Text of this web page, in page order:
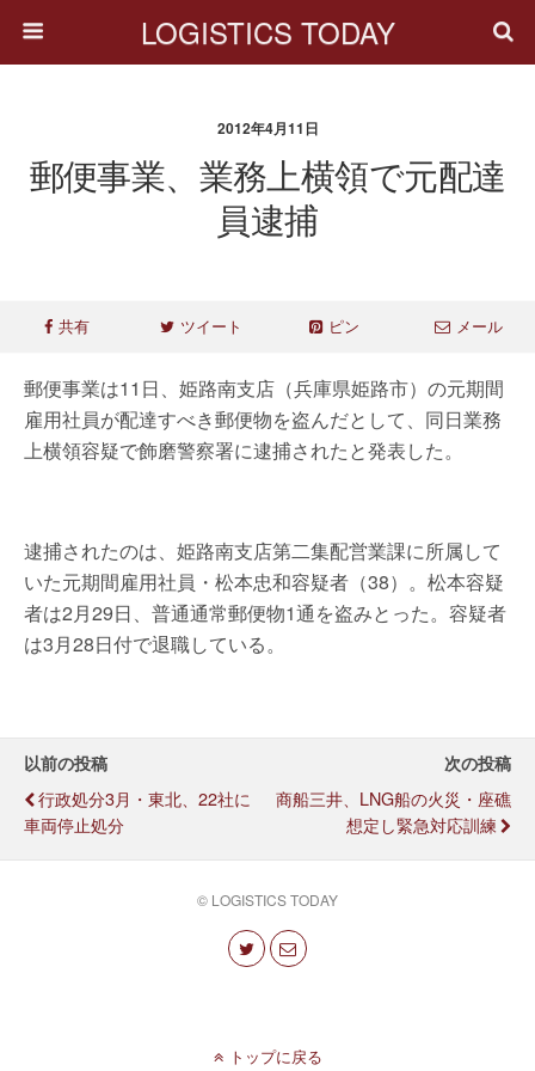
LOGISTICS TODAY
2012年4月11日
郵便事業、業務上横領で元配達
員逮捕
共有 ツイート ピン メール
郵便事業は11日、姫路南支店（兵庫県姫路市）の元期間
雇用社員が配達すべき郵便物を盗んだとして、同日業務
上横領容疑で飾磨警察署に逮捕されたと発表した。
逮捕されたのは、姫路南支店第二集配営業課に所属して
いた元期間雇用社員・松本忠和容疑者（38）。松本容疑
者は2月29日、普通通常郵便物1通を盗みとった。容疑者
は3月28日付で退職している。
以前の投稿
行政処分3月・東北、22社に
車両停止処分
次の投稿
商船三井、LNG船の火災・座礁
想定し緊急対応訓練
© LOGISTICS TODAY
トップに戻る